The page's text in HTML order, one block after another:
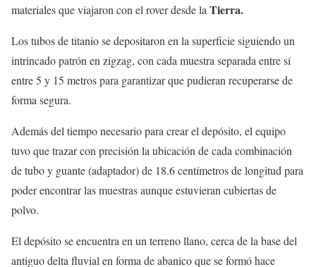
materiales que viajaron con el rover desde la Tierra.
Los tubos de titanio se depositaron en la superficie siguiendo un
intrincado patrón en zigzag, con cada muestra separada entre sí
entre 5 y 15 metros para garantizar que pudieran recuperarse de
forma segura.
Además del tiempo necesario para crear el depósito, el equipo
tuvo que trazar con precisión la ubicación de cada combinación
de tubo y guante (adaptador) de 18.6 centímetros de longitud para
poder encontrar las muestras aunque estuvieran cubiertas de
polvo.
El depósito se encuentra en un terreno llano, cerca de la base del
antiguo delta fluvial en forma de abanico que se formó hace